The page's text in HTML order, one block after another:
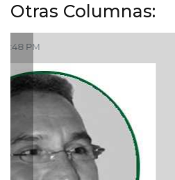
Otras Columnas:
Ago 05, 2026 / 9:42 AM